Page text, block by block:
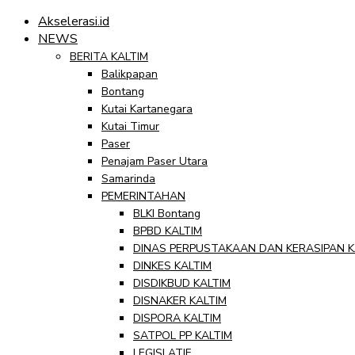
Akselerasi.id
NEWS
BERITA KALTIM
Balikpapan
Bontang
Kutai Kartanegara
Kutai Timur
Paser
Penajam Paser Utara
Samarinda
PEMERINTAHAN
BLKI Bontang
BPBD KALTIM
DINAS PERPUSTAKAAN DAN KERASIPAN
DINKES KALTIM
DISDIKBUD KALTIM
DISNAKER KALTIM
DISPORA KALTIM
SATPOL PP KALTIM